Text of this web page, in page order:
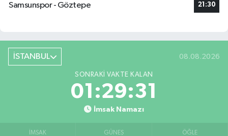
Samsunspor - Göztepe
21:30
İSTANBUL 08.08.2026
SONRAKI VAKTE KALAN
01:29:30
İmsak Namazı
İMSAK GÜNEŞ ÖĞLE